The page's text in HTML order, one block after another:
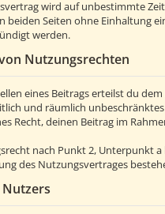
wird auf unbestimmte
beiden Seiten ohne Einhaltung
werden.
Nutzungsrechten
eines Beitrags erteilst du
und räumlich
Recht, deinen Beitrag im
nach Punkt 2, Unterpunkt a
des Nutzungsvertrages